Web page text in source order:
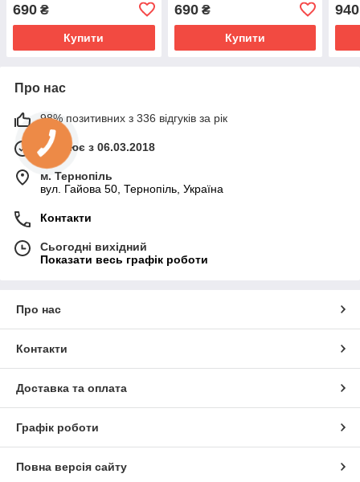
690 ₴
Купити
690₴
Купити
940
Про нас
98% позитивних з 336 відгуків за рік
Працює з 06.03.2018
м. Тернопіль
вул. Гайова 50, Тернопіль, Україна
Контакти
Сьогодні вихідний
Показати весь графік роботи
Про нас
Контакти
Доставка та оплата
Графік роботи
Повна версія сайту